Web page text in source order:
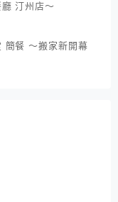
廳 汀州店～
簡餐 ～搬家新開幕